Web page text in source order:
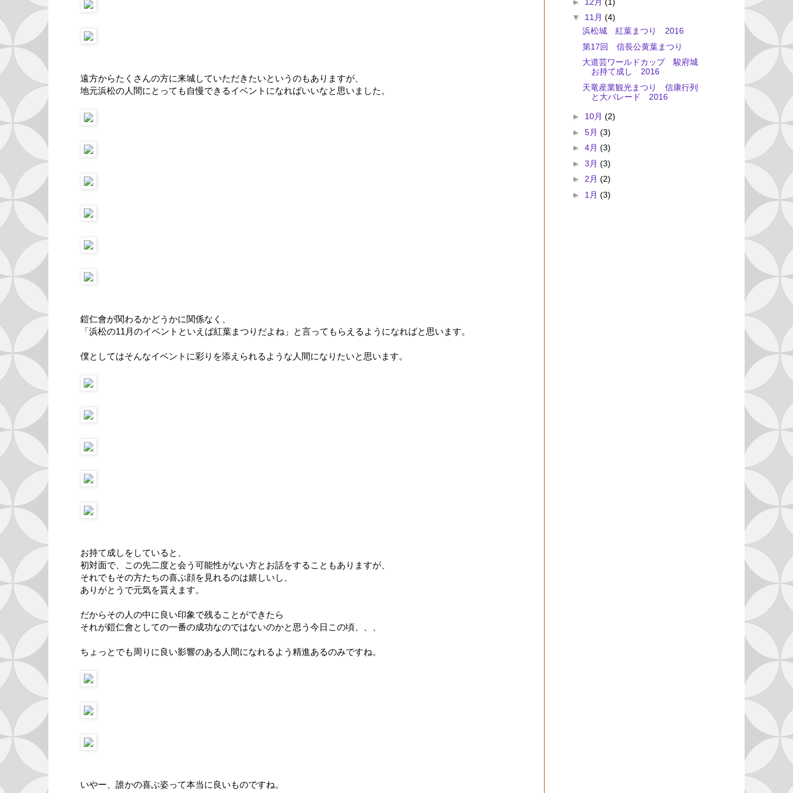
遠方からたくさんの方に来城していただきたいというのもありますが、
地元浜松の人間にとっても自慢できるイベントになればいいなと思いました。
鎧仁會が関わるかどうかに関係なく、
「浜松の11月のイベントといえば紅葉まつりだよね」と言ってもらえるようになればと思います。
僕としてはそんなイベントに彩りを添えられるような人間になりたいと思います。
お持て成しをしていると、
初対面で、この先二度と会う可能性がない方とお話をすることもありますが、
それでもその方たちの喜ぶ顔を見れるのは嬉しいし、
ありがとうで元気を貰えます。
だからその人の中に良い印象で残ることができたら
それが鎧仁會としての一番の成功なのではないのかと思う今日この頃、、、
ちょっとでも周りに良い影響のある人間になれるよう精進あるのみですね。
いやー、誰かの喜ぶ姿って本当に良いものですね。
▼ 11月 (4)
浜松城 紅葉まつり 2016
第17回 信長公黄葉まつり
大道芸ワールドカップ 駿府城
お持て成し 2016
天竜産業観光まつり 信康行列
と大パレード 2016
► 10月 (2)
► 5月 (3)
► 4月 (3)
► 3月 (3)
► 2月 (2)
► 1月 (3)